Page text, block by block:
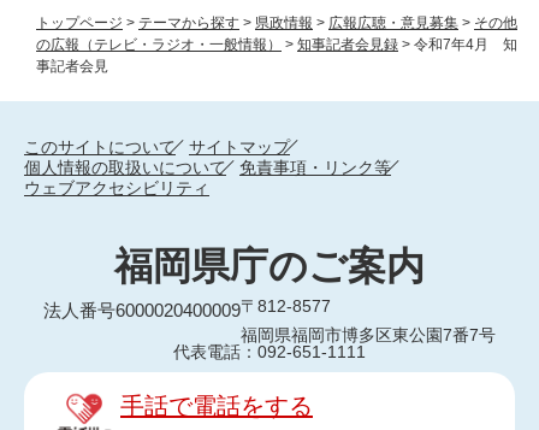
トップページ > テーマから探す > 県政情報 > 広報広聴・意見募集 > その他
の広報（テレビ・ラジオ・一般情報）
> 知事記者会見録 > 令和7年4月 知
事記者会見
このサイトについて
サイトマップ
個人情報の取扱いについて
免責事項・リンク等
ウェブアクセシビリティ
福岡県庁のご案内
法人番号6000020400009〒812-8577
福岡県福岡市博多区東公園7番7号
代表電話：092-651-1111
手話で電話をする